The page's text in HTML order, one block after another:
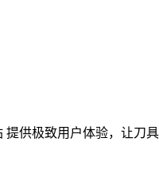
供极致用户体验，让刀具